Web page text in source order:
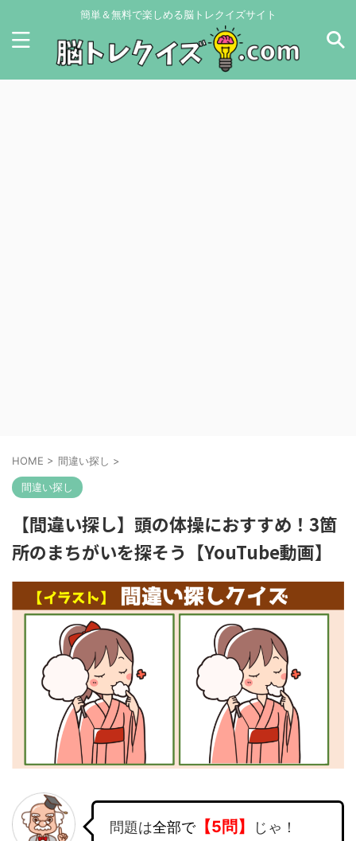
簡単＆無料で楽しめる脳トレクイズサイト
HOME > 間違い探し >
間違い探し
【間違い探し】頭の体操におすすめ！3箇
所のまちがいを探そう【YouTube動画】
問題は全部で【5問】
じゃ！